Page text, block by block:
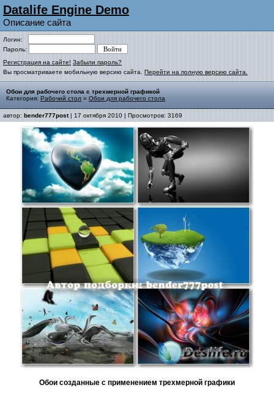
Datalife Engine Demo
Описание сайта
Логин:
Пароль:
Регистрация на сайте! Забыли пароль?
Вы просматриваете мобильную версию сайта. Перейти на полную версию сайта.
Обои для рабочего стола с трехмерной графикой
Категория: Рабочий стол » Обои для рабочего стола
автор: bender777post| 17 октября 2010 | Просмотров: 3169
Обои созданные с применением трехмерной графики